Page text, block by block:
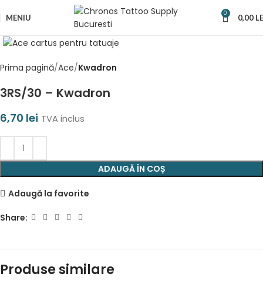
MENIU 0 0,00
Prima pagină Ace Kwadron
3RS/30 – Kwadron
6,70 lei TVA inclus
ADAUGĂ ÎN COȘ
Adaugă la favorite
Share:
Produse similare